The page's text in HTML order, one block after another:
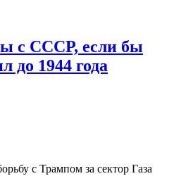
с СССР, если бы
до 1944 года
с Трампом за сектор Газа